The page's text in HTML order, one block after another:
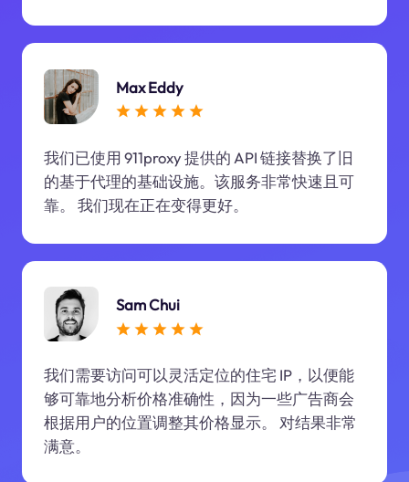
Max Eddy
我们已使用 911proxy 提供的 API 链接替换了旧
的基于代理的基础设施。该服务非常快速且可
靠。 我们现在正在变得更好。
Sam Chui
我们需要访问可以灵活定位的住宅 IP，以便能
够可靠地分析价格准确性，因为一些广告商会
根据用户的位置调整其价格显示。 对结果非常
满意。